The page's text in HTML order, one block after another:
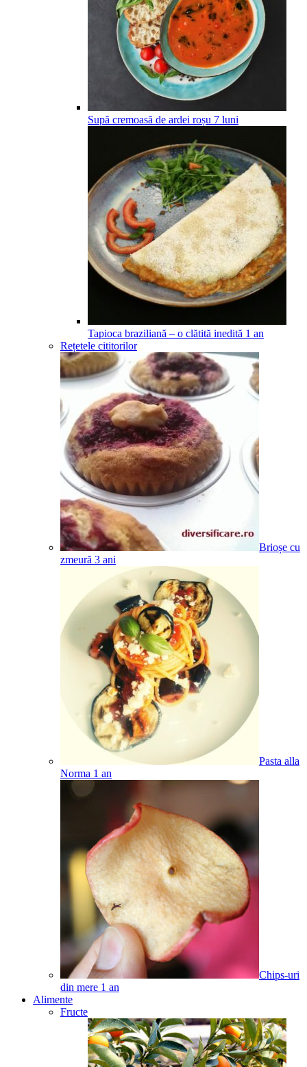
Supă cremoasă de ardei roșu 7 luni
Tapioca braziliană – o clătită inedită 1 an
Rețetele cititorilor
Brioșe cu
zmeură 3 ani
Pasta alla
Norma 1 an
Chips-uri
din mere 1 an
Alimente
Fructe